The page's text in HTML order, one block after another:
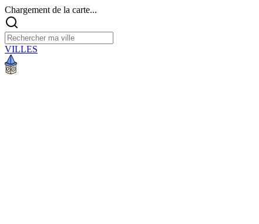
Chargement de la carte...
VILLES